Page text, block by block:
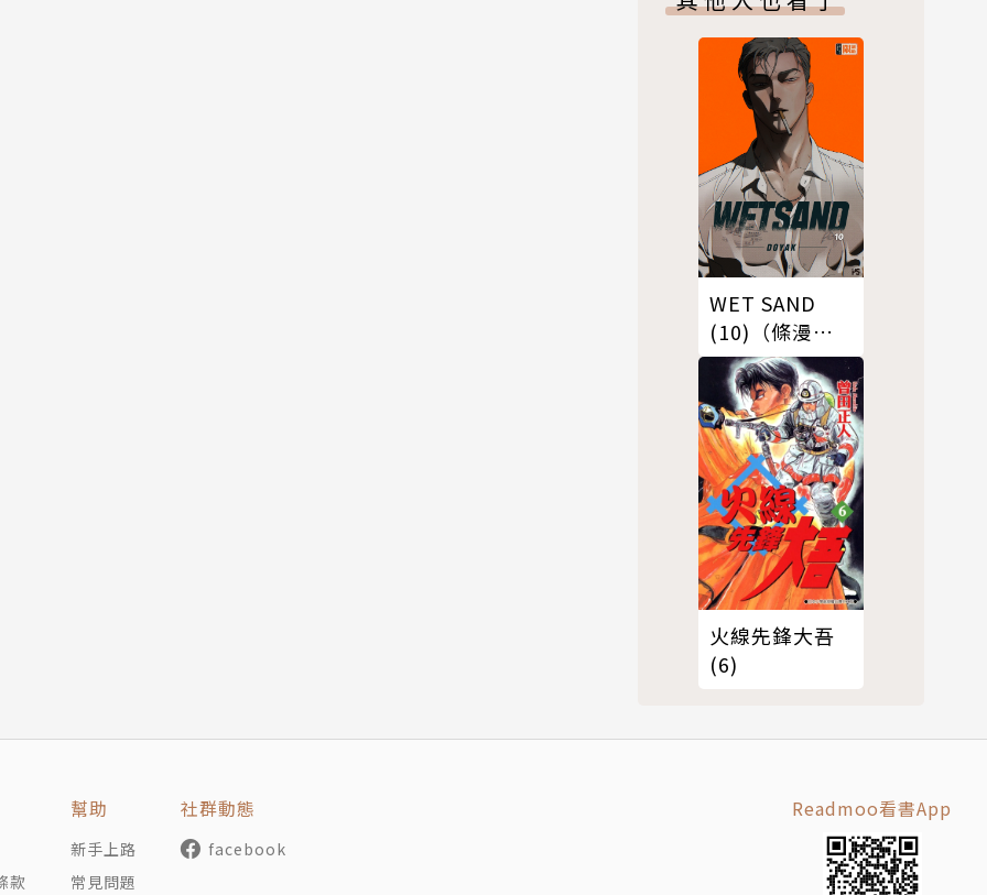
WET SAND
(10)（條漫
版）
火線先鋒大吾
(6)
款
幫助
新手上路
常見問題
社群動態
facebook
Readmoo看書App